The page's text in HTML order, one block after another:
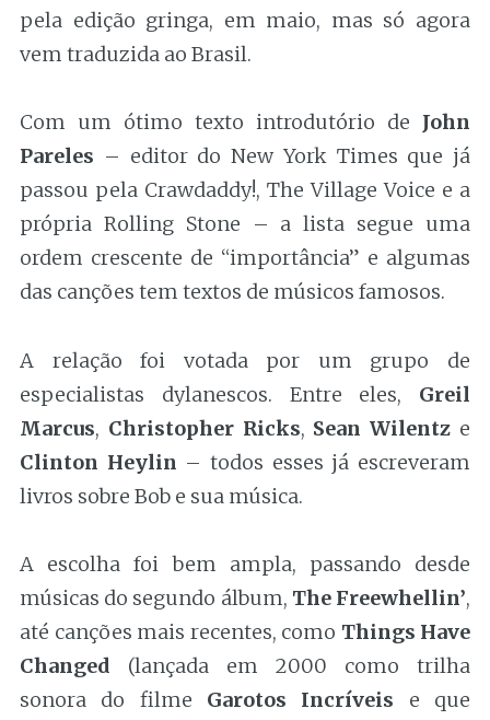
pela edição gringa, em maio, mas só agora
vem traduzida ao Brasil.
Com um ótimo texto introdutório de John
Pareles – editor do New York Times que já
passou pela Crawdaddy!, The Village Voice e a
própria Rolling Stone – a lista segue uma
ordem crescente de “importância” e algumas
das canções tem textos de músicos famosos.
A relação foi votada por um grupo de
especialistas dylanescos. Entre eles, Greil
Marcus, Christopher Ricks, Sean Wilentz e
Clinton Heylin – todos esses já escreveram
livros sobre Bob e sua música.
A escolha foi bem ampla, passando desde
músicas do segundo álbum, The Freewhellin’,
até canções mais recentes, como Things Have
Changed (lançada em 2000 como trilha
sonora do filme Garotos Incríveis e que